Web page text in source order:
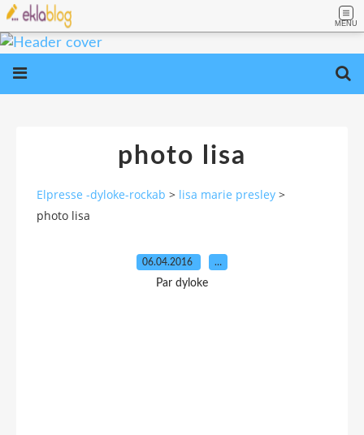
MENU
photo lisa
Elpresse -dyloke-rockab > lisa marie presley >
photo lisa
06.04.2016 …
Par dyloke